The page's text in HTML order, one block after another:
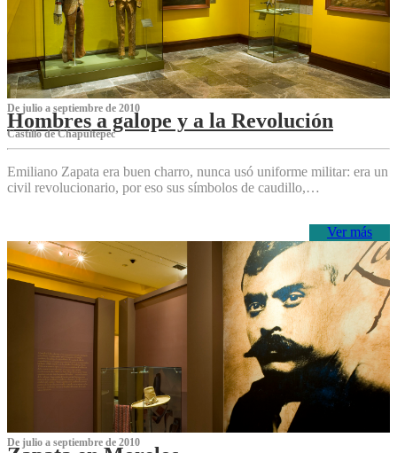
De julio a septiembre de 2010
Hombres a galope y a la Revolución
Castillo de Chapultepec
Emiliano Zapata era buen charro, nunca usó uniforme militar: era un
civil revolucionario, por eso sus símbolos de caudillo,…
Ver más
De julio a septiembre de 2010